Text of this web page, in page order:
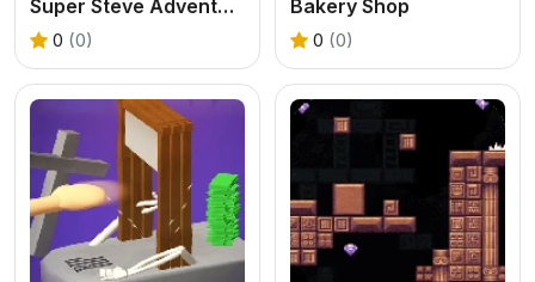
Super Steve Adventure
0 (0)
Bakery Shop
0 (0)